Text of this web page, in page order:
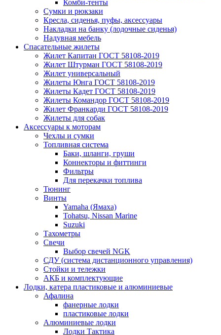
Комби-тенты
Сумки и рюкзаки
Кресла, сиденья, пуфы, аксессуары
Накладки на банку (лодочные сиденья)
Надувная мебель
Спасательные жилеты
Жилет Капитан ГОСТ 58108-2019
Жилет Штурман ГОСТ 58108-2019
Жилет универсальный
Жилеты Юнга ГОСТ 58108-2019
Жилеты Кадет ГОСТ 58108-2019
Жилеты Командор ГОСТ 58108-2019
Жилет Франкарди ГОСТ 58108-2019
Жилеты для собак
Аксессуары к моторам
Чехлы и сумки
Топливная система
Баки, шланги, груши
Коннекторы и фиттинги
Фильтры
Для перекачки топлива
Тюнинг
Винты
Yamaha (Ямаха)
Tohatsu, Nissan Marine
Suzuki
Тахометры
Свечи
Выбор свечей NGK
СДУ (система дистанционного управления)
Стойки и тележки
АКБ и комплектующие
Лодки, катера пластиковые и алюминиевые
Афалина
фанерные лодки
пластиковые лодки
Алюминиевые лодки
Лодки Тактика